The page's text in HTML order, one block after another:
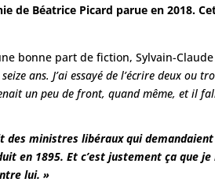
de Béatrice Picard parue en 2018.
bonne part de fiction, Sylvain-Claude
ans. J’ai essayé de l’écrire deux ou
un peu de front, quand même, et il
des ministres libéraux qui
en 1895. Et c’est justement ça que
lui. »